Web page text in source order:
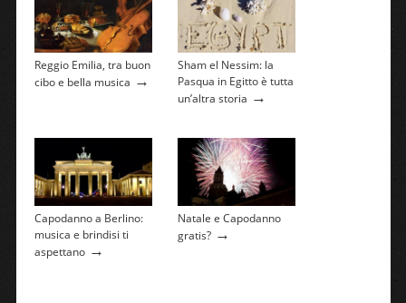
Reggio Emilia, tra buon
cibo e bella musica →
Sham el Nessim: la
Pasqua in Egitto è tutta
un’altra storia →
Capodanno a Berlino:
musica e brindisi ti
aspettano→
Natale e Capodanno
gratis?→